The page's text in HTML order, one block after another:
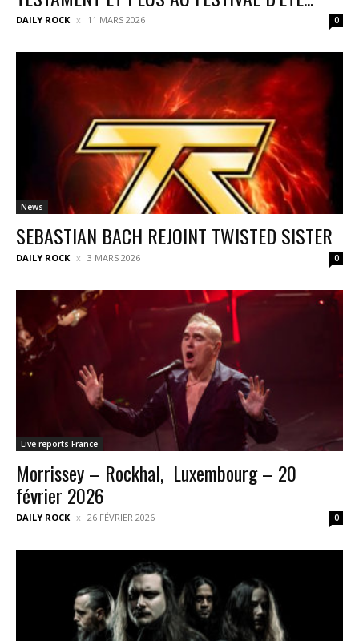
DAILY ROCK 11 MARS 2026 0
News
SEBASTIAN BACH REJOINT TWISTED SISTER
DAILY ROCK 3 MARS 2026 0
Live reports France
Morrissey – Rockhal, Luxembourg – 20
février 2026
DAILY ROCK 26 FÉVRIER 2026 0